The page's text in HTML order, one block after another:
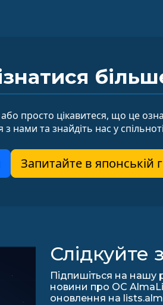
просто цікавитеся, що це
з нами та знайдіть нас у
Запитайте в японській
Слідкуйте
Підпишіться на нашу
новини про ОС
оновлення на